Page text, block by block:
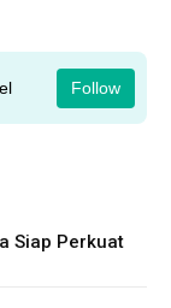
Follow
Siap Perkuat